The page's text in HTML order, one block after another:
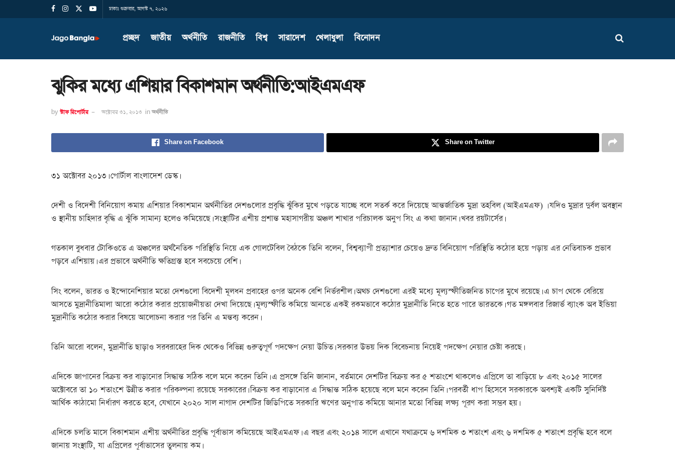
ঢাকাঃ শুক্রবার, আগস্ট ৭, ২০২৬
প্রচ্ছদ জাতীয় অর্থনীতি রাজনীতি বিশ্ব সারাদেশ খেলাধুলা বিনোদন
ঝুকির মধ্যে এশিয়ার বিকাশমান অর্থনীতি:আইএমএফ
by স্টাফ রিপোর্টার অক্টোবর ৩১, ২০১৩ in অর্থনীতি
Share on Facebook Share on Twitter
৩১ অক্টোবর ২০১৩। পোর্টাল বাংলাদেশ ডেস্ক।
দেশী ও বিদেশী বিনিয়োগ কমায় এশিয়ার বিকাশমান অর্থনীতির দেশগুলোর প্রবৃদ্ধি ঝুঁকির মুখে পড়তে যাচ্ছে বলে সতর্ক করে দিয়েছে আন্তর্জাতিক মুদ্রা তহবিল (আইএমএফ) । যদিও মুদ্রার দুর্বল অবস্থান
ও স্থানীয় চাহিদার বৃদ্ধি এ ঝুঁকি সামান্য হলেও কমিয়েছে। সংস্থাটির এশীয় প্রশান্ত মহাসাগরীয় অঞ্চল শাখার পরিচালক অনুপ সিং এ কথা জানান। খবর রয়টার্সের।
গতকাল বুধবার টোকিওতে এ অঞ্চলের অর্থনৈতিক পরিস্থিতি নিয়ে এক গোলটেবিল বৈঠকে তিনি বলেন, বিশ্বব্যাপী প্রত্যাশার চেয়েও দ্রুত বিনিয়োগ পরিস্থিতি কঠোর হয়ে পড়ায় এর নেতিবাচক প্রভাব
পড়বে এশিয়ায়। এর প্রভাবে অর্থনীতি ক্ষতিগ্রস্ত হবে সবচেয়ে বেশি।
সিং বলেন, ভারত ও ইন্দোনেশিয়ার মতো দেশগুলো বিদেশী মূলধন প্রবাহের ওপর অনেক বেশি নির্ভরশীল। অথচ দেশগুলো এরই মধ্যে মূল্যস্ফীতিজনিত চাপের মুখে রয়েছে। এ চাপ থেকে বেরিয়ে
আসতে মুদ্রানীতিমালা আরো কঠোর করার প্রয়োজনীয়তা দেখা দিয়েছে। মূল্যস্ফীতি কমিয়ে আনতে একই রকমভাবে কঠোর মুদ্রানীতি নিতে হতে পারে ভারতকে। গত মঙ্গলবার রিজার্ভ ব্যাংক অব ইন্ডিয়া
মুদ্রানীতি কঠোর করার বিষয়ে আলোচনা করার পর তিনি এ মন্তব্য করেন।
তিনি আরো বলেন, মুদ্রানীতি ছাড়াও সরবরাহের দিক থেকেও বিভিন্ন গুরুত্বপূর্ণ পদক্ষেপ নেয়া উচিত। সরকার উভয় দিক বিবেচনায় নিয়েই পদক্ষেপ নেয়ার চেষ্টা করছে।
এদিকে জাপানের বিক্রয় কর বাড়ানোর সিদ্ধান্ত সঠিক বলে মনে করেন তিনি। এ প্রসঙ্গে তিনি জানান, বর্তমানে দেশটির বিক্রয় কর ৫ শতাংশে থাকলেও এপ্রিলে তা বাড়িয়ে ৮ এবং ২০১৫ সালের
অক্টোবরে তা ১০ শতাংশে উন্নীত করার পরিকল্পনা রয়েছে সরকারের। বিক্রয় কর বাড়ানোর এ সিদ্ধান্ত সঠিক হয়েছে বলে মনে করেন তিনি। পরবর্তী ধাপ হিসেবে সরকারকে অবশ্যই একটি সুনির্দিষ্ট
আর্থিক কাঠামো নির্ধারণ করতে হবে, যেখানে ২০২০ সাল নাগাদ দেশটির জিডিপিতে সরকারি ঋণের অনুপাত কমিয়ে আনার মতো বিভিন্ন লক্ষ্য পূরণ করা সম্ভব হয়।
এদিকে চলতি মাসে বিকাশমান এশীয় অর্থনীতির প্রবৃদ্ধি পূর্বাভাস কমিয়েছে আইএমএফ। এ বছর এবং ২০১৪ সালে এখানে যথাক্রমে ৬ দশমিক ৩ শতাংশ এবং ৬ দশমিক ৫ শতাংশ প্রবৃদ্ধি হবে বলে
জানায় সংস্থাটি, যা এপ্রিলের পূর্বাভাসের তুলনায় কম।